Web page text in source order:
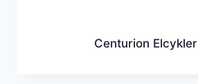
Centurion Elcykler